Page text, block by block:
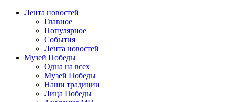
Лента новостей
Главное
Популярное
События
Лента новостей
Музей Победы
Одна на всех
Музей Победы
Наши традиции
Лица Победы